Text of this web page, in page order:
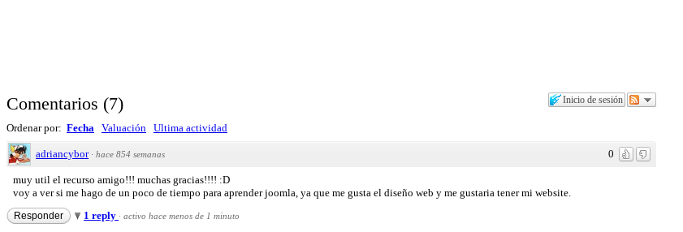
Inicio de sesión
Comentarios (7)
Ordenar por: Fecha Valuación Ultima actividad
0
adriancybor · hace 854 semanas
muy util el recurso amigo!!! muchas gracias!!!! :D
voy a ver si me hago de un poco de tiempo para aprender joomla, ya que me gusta el diseño web y me gustaria tener mi website.
Responder 1 reply · activo hace menos de 1 minuto